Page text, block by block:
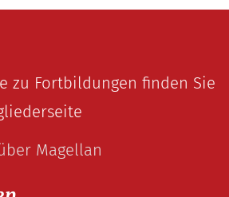
zu Fortbildungen finden Sie
Magellan